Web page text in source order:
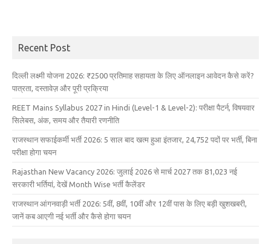
Recent Post
दिल्ली लक्ष्मी योजना 2026: ₹2500 प्रतिमाह सहायता के लिए ऑनलाइन आवेदन कैसे करें?
पात्रता, दस्तावेज़ और पूरी प्रक्रिया
REET Mains Syllabus 2027 in Hindi (Level-1 & Level-2): परीक्षा पैटर्न, विषयवार
सिलेबस, अंक, समय और तैयारी रणनीति
राजस्थान सफाईकर्मी भर्ती 2026: 5 साल बाद खत्म हुआ इंतजार, 24,752 पदों पर भर्ती, बिना
परीक्षा होगा चयन
Rajasthan New Vacancy 2026: जुलाई 2026 से मार्च 2027 तक 81,023 नई
सरकारी भर्तियां, देखें Month Wise भर्ती कैलेंडर
राजस्थान आंगनवाड़ी भर्ती 2026: 5वीं, 8वीं, 10वीं और 12वीं पास के लिए बड़ी खुशखबरी,
जानें कब आएगी नई भर्ती और कैसे होगा चयन